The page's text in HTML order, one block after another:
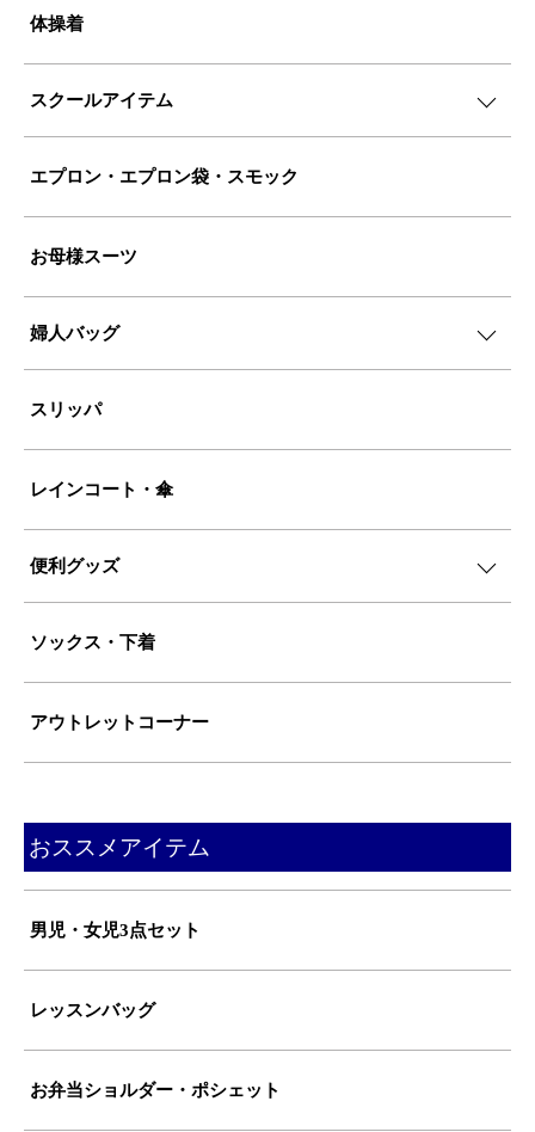
体操着
スクールアイテム
エプロン・エプロン袋・スモック
お母様スーツ
婦人バッグ
スリッパ
レインコート・傘
便利グッズ
ソックス・下着
アウトレットコーナー
おススメアイテム
男児・女児3点セット
レッスンバッグ
お弁当ショルダー・ポシェット